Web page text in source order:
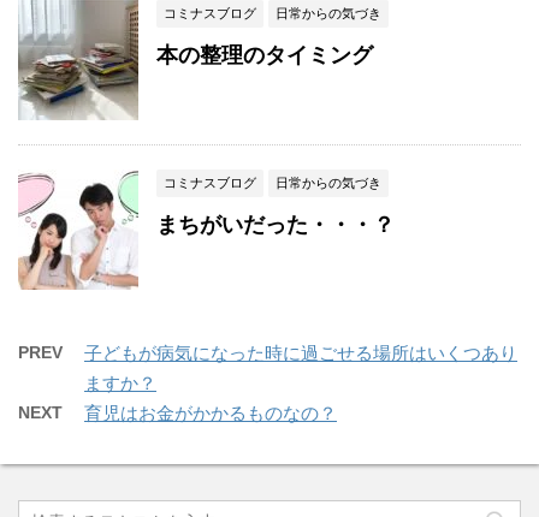
コミナスブログ 日常からの気づき
本の整理のタイミング
コミナスブログ 日常からの気づき
まちがいだった・・・？
PREV
子どもが病気になった時に過ごせる場所はいくつあり
ますか？
NEXT 育児はお金がかかるものなの？